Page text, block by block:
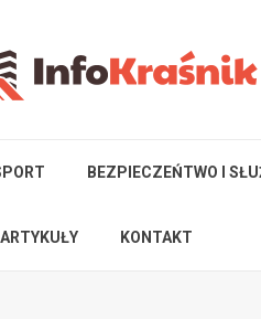
BEZPIECZEŃTWO I
ARTYKUŁY KONTAKT